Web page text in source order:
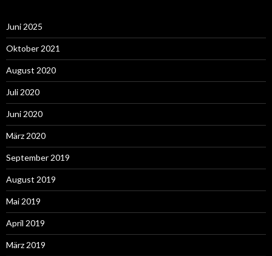
Juni 2025
Oktober 2021
August 2020
Juli 2020
Juni 2020
März 2020
September 2019
August 2019
Mai 2019
April 2019
März 2019